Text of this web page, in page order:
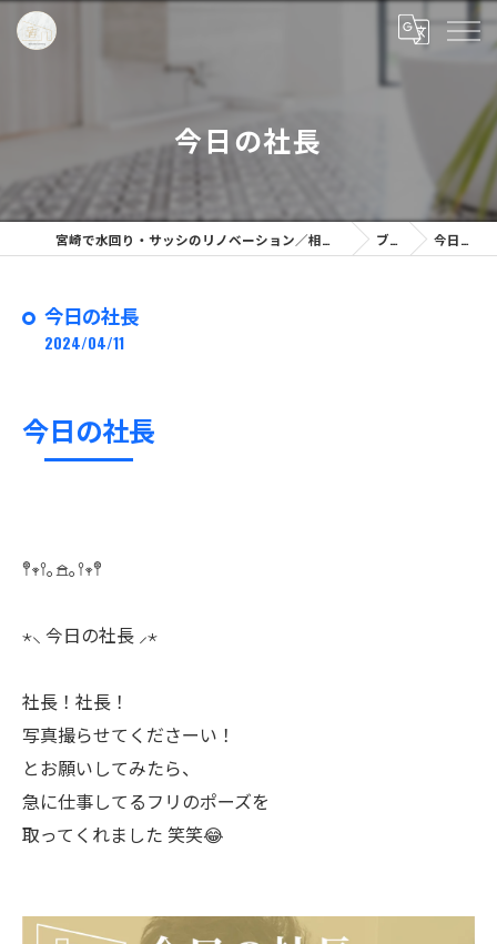
今日の社長
宮崎で水回り・サッシのリノベーション／相談なら「株式会社リノプラン」へ ブログ 今日の社長
今日の社長
2024/04/11
今日の社長
𖤣𖥧𖥣｡𖠿｡𖥣𖥧𖤣
⋆⸜ 今日の社長 ⸝⋆
社長！社長！
写真撮らせてくださーい！
とお願いしてみたら、
急に仕事してるフリのポーズを
取ってくれました 笑笑😂